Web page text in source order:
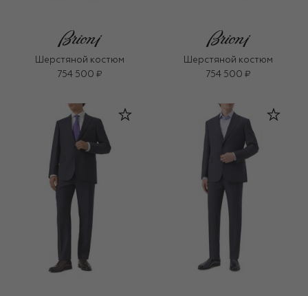
Шерстяной костюм
754 500 ₽
Шерстяной костюм
754 500 ₽